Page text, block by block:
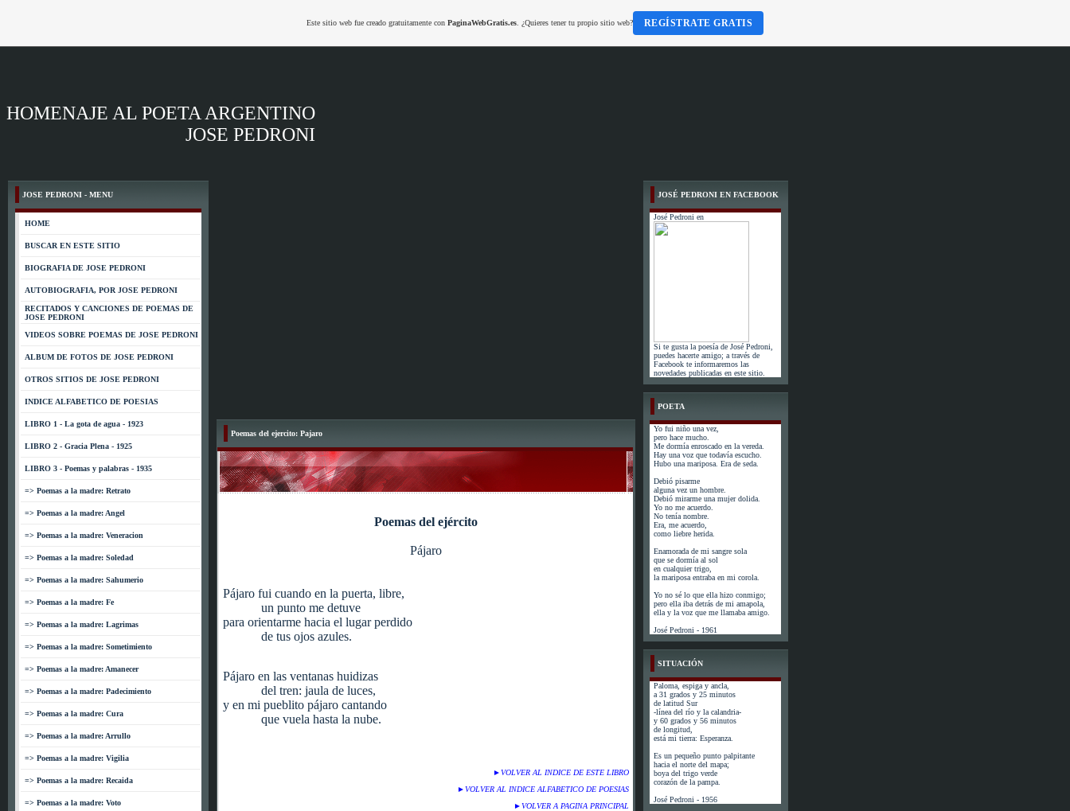
HOMENAJE AL POETA ARGENTINO
JOSE PEDRONI
JOSE PEDRONI - MENU
HOME
BUSCAR EN ESTE SITIO
BIOGRAFIA DE JOSE PEDRONI
AUTOBIOGRAFIA, POR JOSE PEDRONI
RECITADOS Y CANCIONES DE POEMAS DE
JOSE PEDRONI
VIDEOS SOBRE POEMAS DE JOSE PEDRONI
ALBUM DE FOTOS DE JOSE PEDRONI
OTROS SITIOS DE JOSE PEDRONI
INDICE ALFABETICO DE POESIAS
LIBRO 1 - La gota de agua - 1923
LIBRO 2 - Gracia Plena - 1925
LIBRO 3 - Poemas y palabras - 1935
=> Poemas a la madre: Retrato
=> Poemas a la madre: Angel
=> Poemas a la madre: Veneracion
=> Poemas a la madre: Soledad
=> Poemas a la madre: Sahumerio
=> Poemas a la madre: Fe
=> Poemas a la madre: Lagrimas
=> Poemas a la madre: Sometimiento
=> Poemas a la madre: Amanecer
=> Poemas a la madre: Padecimiento
=> Poemas a la madre: Cura
=> Poemas a la madre: Arrullo
=> Poemas a la madre: Vigilia
=> Poemas a la madre: Recaida
=> Poemas a la madre: Voto
Poemas del ejercito: Pajaro
Poemas del ejército
Pájaro
Pájaro fui cuando en la puerta, libre,
un punto me detuve
para orientarme hacia el lugar perdido
de tus ojos azules.
Pájaro en las ventanas huidizas
del tren: jaula de luces,
y en mi pueblito pájaro cantando
que vuela hasta la nube.
►VOLVER AL INDICE DE ESTE LIBRO
►VOLVER AL INDICE ALFABETICO DE POESIAS
►VOLVER A PAGINA PRINCIPAL
JOSÉ PEDRONI EN FACEBOOK
José Pedroni en
Si te gusta la poesía de José Pedroni,
puedes hacerte amigo; a través de
Facebook te informaremos las
novedades publicadas en este sitio.
POETA
Yo fui niño una vez,
pero hace mucho.
Me dormía enroscado en la vereda.
Hay una voz que todavía escucho.
Hubo una mariposa. Era de seda.
Debió pisarme
alguna vez un hombre.
Debió mirarme una mujer dolida.
Yo no me acuerdo.
No tenía nombre.
Era, me acuerdo,
como liebre herida.
Enamorada de mi sangre sola
que se dormía al sol
en cualquier trigo,
la mariposa entraba en mi corola.
Yo no sé lo que ella hizo conmigo;
pero ella iba detrás de mi amapola,
ella y la voz que me llamaba amigo.
José Pedroni - 1961
SITUACIÓN
Paloma, espiga y ancla,
a 31 grados y 25 minutos
de latitud Sur
-línea del río y la calandria-
y 60 grados y 56 minutos
de longitud,
está mi tierra: Esperanza.
Es un pequeño punto palpitante
hacia el norte del mapa;
boya del trigo verde
corazón de la pampa.
José Pedroni - 1956
Este sitio web fue creado gratuitamente con PaginaWebGratis.es. ¿Quieres tener tu propio sitio web? REGÍSTRATE GRATIS